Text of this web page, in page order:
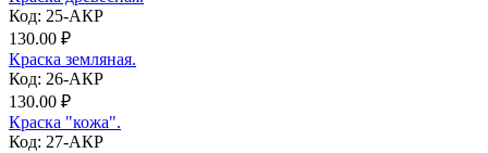
Код: 25-АКР
130.00 ₽
Краска земляная.
Код: 26-АКР
130.00 ₽
Краска "кожа".
Код: 27-АКР